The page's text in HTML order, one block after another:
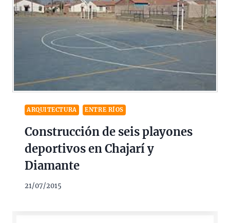
ARQUITECTURA ENTRE RÍOS
Construcción de seis playones
deportivos en Chajarí y
Diamante
21/07/2015